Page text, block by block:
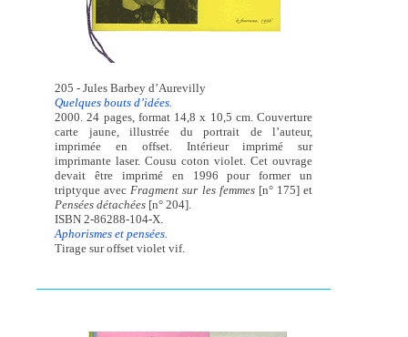
205 - Jules Barbey d’Aurevilly
Quelques bouts d’idées.
2000. 24 pages, format 14,8 x 10,5 cm. Couverture
carte jaune, illustrée du portrait de l’auteur,
imprimée en offset. Intérieur imprimé sur
imprimante laser. Cousu coton violet. Cet ouvrage
devait être imprimé en 1996 pour former un
triptyque avecFragment sur les femmes[n° 175] et
Pensées détachées[n° 204].
ISBN 2-86288-104-X.
Aphorismes et pensées.
Tirage sur offset violet vif.